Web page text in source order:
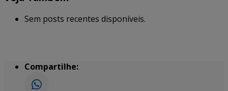
Sem posts recentes disponíveis.
Compartilhe: